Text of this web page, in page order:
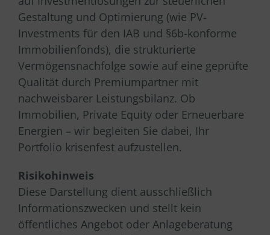
Gestaltung und Optimierung (wie PV-
Investments für den IAB und §6b-konforme
Immobilienfonds), die strukturierte
Vermögensnachfolge sowie auf eine geprüfte
Qualität durch Premiumpartner mit
nachweisbarer Leistungsbilanz. Ob
Immobilien, Private Equity oder Erneuerbare
Energien – wir begleiten Sie dabei, Ihr
Portfolio krisenfest aufzustellen.
Risikohinweis
Diese Darstellung dient ausschließlich
Informationszwecken und stellt kein
öffentliches Angebot oder Anlageberatung